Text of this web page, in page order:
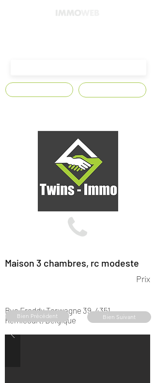
Maison 3 chambres, rc modeste
Prix
Rue Freddy Terwagne 39, 4351
Remicourt, Belgique
Bien Suivant
Bien Précédent